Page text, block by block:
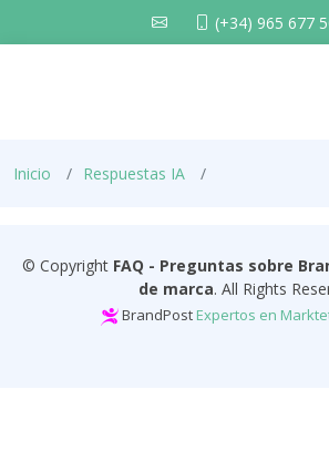
(+34) 965 677
Inicio Respuestas IA
© Copyright FAQ - Preguntas sobre
de marca. All Rights
BrandPost Expertos en